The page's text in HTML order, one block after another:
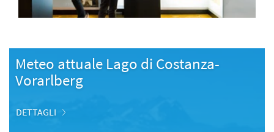
Meteo attuale Lago di Costanza-
Vorarlberg
DETTAGLI